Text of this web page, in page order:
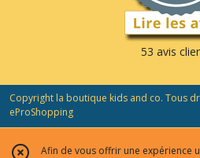
53 avis
Copyright la boutique kids and co. Tous
eProShopping
Afin de vous offrir une expérience